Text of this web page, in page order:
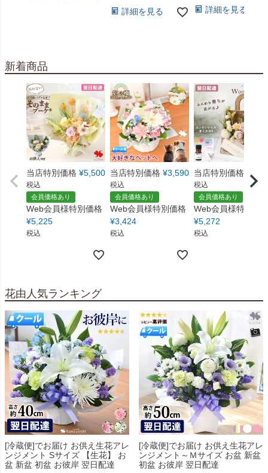
詳細を見る 詳細を見る
新着商品
当店特別価格 ¥5,500
税込
会員価格あり
Web会員様特別価格
¥5,225
税込
当店特別価格 ¥3,590
税込
会員価格あり
Web会員様特別価格
¥3,424
税込
当店特別価格 ¥
税込
会員価格あり
Web会員様特別価
¥5,272
税込
花由人気ランキング
[冷蔵便]でお届け お供え生花アレ
ンジメント Sサイズ 【生花】 お
盆 新盆 初盆 お彼岸 翌日配達
[冷蔵便]でお届け お供え生花アレ
ンジメント～Ｍサイズ お盆 新盆
初盆 お彼岸 翌日配達